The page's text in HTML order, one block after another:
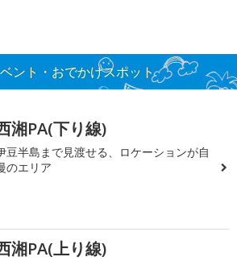
ント・おでかけスポット
湘PA(下り線)
豆半島まで見渡せる、ロケーションが自
のエリア
湘PA(上り線)